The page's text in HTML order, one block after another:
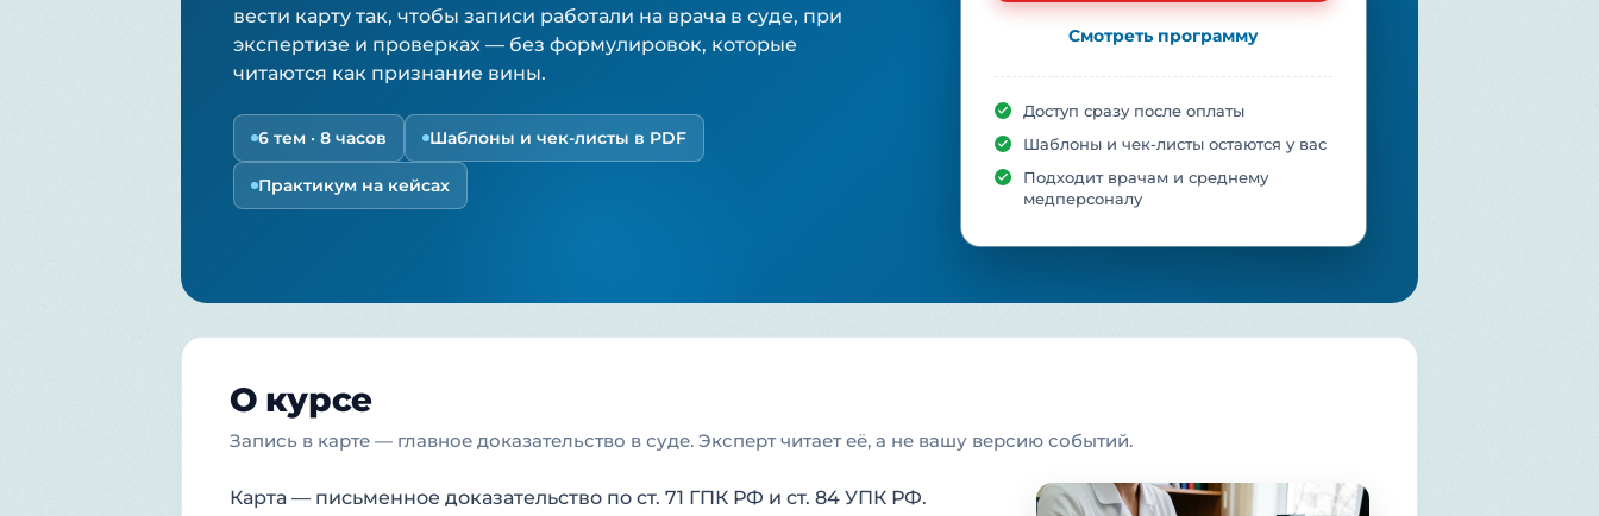
вести карту так, чтобы записи работали на врача в суде, при
экспертизе и проверках — без формулировок, которые
читаются как признание вины.
6 тем · 8 часов Шаблоны и чек-листы в PDF
Практикум на кейсах
Смотреть программу
Доступ сразу после оплаты
Шаблоны и чек-листы остаются у вас
Подходит врачам и среднему
медперсоналу
О курсе
Запись в карте — главное доказательство в суде. Эксперт читает её, а не вашу версию событий.
Карта — письменное доказательство по ст. 71 ГПК РФ и ст. 84 УПК РФ.